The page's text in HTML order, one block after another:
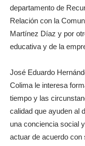
departamento de
Relación con la
Martínez Díaz y por
educativa y de la
José Eduardo
Colima le interesa
tiempo y las
calidad que ayuden al
una conciencia social
actuar de acuerdo con